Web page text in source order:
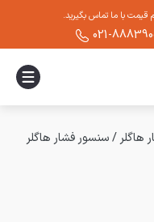
قیمت با ما تماس بگیرید.
021-
هاگلر /سنسور فشار هاگلر